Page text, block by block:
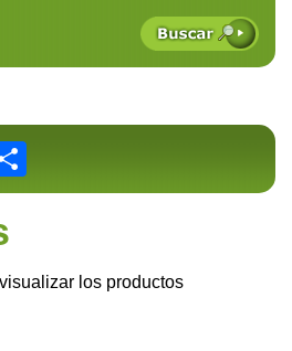
los productos